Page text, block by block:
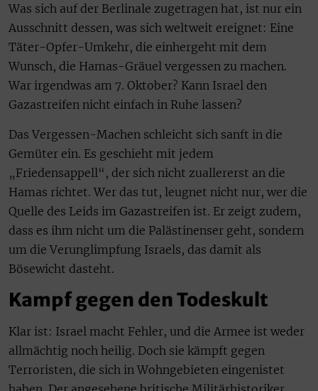
Was sich auf der Berlinale zugetragen hat, ist nur ein
Ausschnitt dessen, was sich weltweit ereignet: Eine
Täter-Opfer-Umkehr, die einhergeht mit dem
Wunsch, die Hamas-Gräuel vergessen zu machen.
War irgendwas am 7. Oktober? Kann Israel den
Gazastreifen nicht einfach in Ruhe lassen?
Das Vergessen-Machen schleicht sich sanft in die
Gemüter ein. Es geschieht mit jedem
„Friedensappell“, der sich nicht zuallererst an die
Hamas richtet. Wer das tut, leugnet nicht nur, wer die
Quelle des Leids im Gazastreifen ist. Er zeigt zudem,
dass es ihm nicht um die Palästinenser geht, sondern
um die Verunglimpfung Israels, das damit als
Bösewicht dasteht.
Kampf gegen den Todeskult
Klar ist: Israel macht Fehler, und die Armee ist weder
allmächtig noch heilig. Doch sie kämpft gegen
Terroristen, die sich in Wohngebieten eingenistet